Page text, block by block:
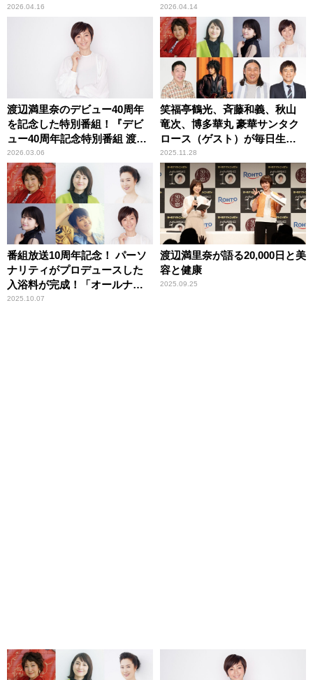
新企画「あの日の私、そして
2026.04.16
ントも！『オールナイトニッ
ポン MUSIC10』
2026.04.14
渡辺満里奈のデビュー40周年
を記念した特別番組！『デビ
ュー40周年記念特別番組 渡辺
満里奈 Ring-a-Bell』
2026.03.06
笑福亭鶴光、斉藤和義、秋山
竜次、博多華丸 豪華サンタク
ロース（ゲスト）が毎日生出
演！『オールナイトニッポン
MUSIC10』
2025.11.28
番組放送10周年記念！ パーソ
ナリティがプロデュースした
入浴料が完成！「オールナイ
トニッポン MUSIC10 湯楽町」
2025.10.07
渡辺満里奈が語る20,000日と美
容と健康
2025.09.25